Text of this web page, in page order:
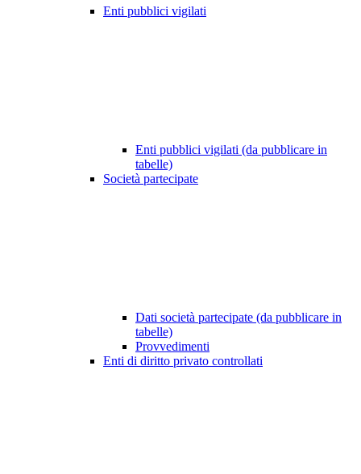
Enti pubblici vigilati
Enti pubblici vigilati (da pubblicare in
tabelle)
Società partecipate
Dati società partecipate (da pubblicare in
tabelle)
Provvedimenti
Enti di diritto privato controllati